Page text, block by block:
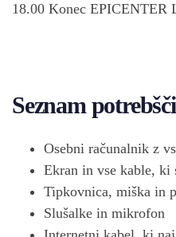
18.00 Konec EPICENTER
Seznam
Osebni računalnik z
Ekran in vse kable, ki
Tipkovnica, miška in
Slušalke in mikrofon